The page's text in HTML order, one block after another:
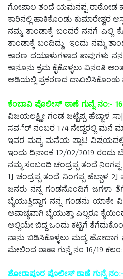
ಗೋಪಾಲ ತಂದೆ ಯಮನಪ್ಪ ರಾಠೋಡ
ಕಾರಿನಲ್ಲಿ ಹಾಕಿಕೊಂಡು
ನಮ್ಮ ತಾಂಡಾಕ್ಕೆ ಬಂದರೆ ನನಗೆ ಎಲ್ಲಿ
ತಾಂಡಾಕ್ಕೆ ಬಂದಿದ್ದು ಇಂದು ನಮ್ಮ
ಕಾರಣ ದಯಾಳುಗಳಾದ ತಾವುಗಳು
ಕಾನೂನು ಕ್ರಮ ಕೈಕೊಳ್ಳಲು ವಿನಂತಿ
ಅಡಿಯಲ್ಲಿ ಪ್ರಕರಣದ ದಾಖಲಿಸಿಕೊಂಡು
ಕೆಂಬಾವಿ ಪೊಲೀಸ್ ಠಾಣೆ ಗುನ್ನೆ ನಂ:-
ವಿಜಯಲಕ್ಷ್ಮೀ ಗಂಡ ಜಟ್ಟೆಪ್ಪ ಹೆಬ್ಬಾಳ
ಸವರ್ೆ ನಂಬರ 174 ನೇದ್ದರಲ್ಲಿ ಮನೆ
ಇವರ ಮದ್ಯ ಮನೆಯ ಪ್ಲಾಟ ವಿಷಯದಲ್ಲಿ
ಇಂದು ದಿನಾಂಕ 12/02/2019
ನಮ್ಮ ಸಂಬಂದಿ ಚಂದ್ರಪ್ಪ ತಂದೆ ನಿಂಗಪ್ಪ
1] ಚಂದ್ರಪ್ಪ ತಂದೆ ನಿಂಗಪ್ಪ ಹೆಬ್ಬಾಳ
ಜನರು ನನ್ನ ಗಂಡನೊಂದಿಗೆ ಜಗಳಾ
ಬೈಯುತ್ತಿದ್ದಾಗ ನನ್ನ ಗಂಡನು
ಅವಾಚ್ಯವಾಗಿ ಬೈಯುತ್ತಾ ಎಲ್ಲರೂ
ಅಲ್ಲಿಯೇ ಬಿದ್ದ ಒಂದು ಕಟ್ಟಿಗೆ
ನಾನು ಬಿಡಿಸಿಕೊಳ್ಳಲು ಮದ್ಯ
ಮೇಲಿಂದ ಠಾಣಾ ಗುನ್ನೆ ನಂ 16/19
ಶೋರಾಪೂರ ಪೊಲೀಸ್ ಠಾಣೆ ಗುನ್ನೆ